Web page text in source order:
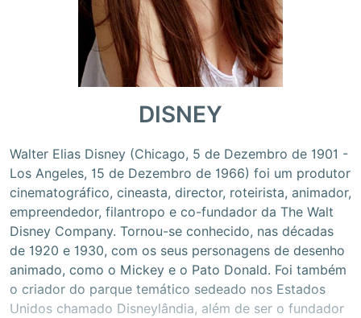
DISNEY
Walter Elias Disney (Chicago, 5 de Dezembro de 1901 -
Los Angeles, 15 de Dezembro de 1966) foi um produtor
cinematográfico, cineasta, director, roteirista, animador,
empreendedor, filantropo e co-fundador da The Walt
Disney Company. Tornou-se conhecido, nas décadas
de 1920 e 1930, com os seus personagens de desenho
animado, como o Mickey e o Pato Donald. Foi também
o criador do parque temático sedeado nos Estados
Unidos chamado Disneylândia, além de ser o fundador